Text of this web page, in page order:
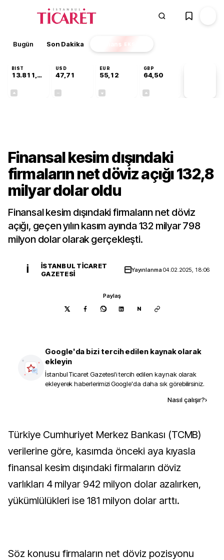
Bugün Son Dakika Finans EKSTRA
BIST
13.811,60
USD
47,71
EUR
55,12
GBP
64,50
Finansal kesim dışındaki
firmaların net döviz açığı 132,8
milyar dolar oldu
Finansal kesim dışındaki firmaların net döviz
açığı, geçen yılın kasım ayında 132 milyar 798
milyon dolar olarak gerçekleşti.
İ
İSTANBUL TICARET
GAZETESI
Yayınlanma04.02.2025, 18:06
Paylaş
N
Google'da bizi tercih edilen kaynak olarak
ekleyin
İstanbul Ticaret Gazetesi'i tercih edilen kaynak olarak
ekleyerek haberlerimizi Google'da daha sık görebilirsiniz.
Nasıl çalışır?›
Türkiye Cumhuriyet Merkez Bankası (TCMB)
verilerine göre, kasımda önceki aya kıyasla
finansal kesim dışındaki firmaların döviz
varlıkları 4 milyar 942 milyon dolar azalırken,
yükümlülükleri ise 181 milyon dolar arttı.
Söz konusu firmaların net döviz pozisyonu